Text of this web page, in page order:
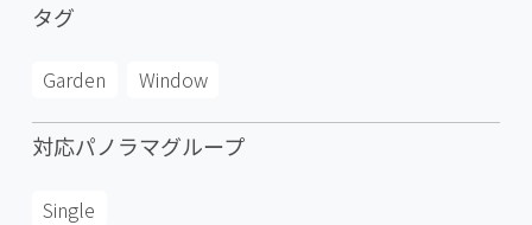
タグ
Garden Window
対応パノラマグループ
Single